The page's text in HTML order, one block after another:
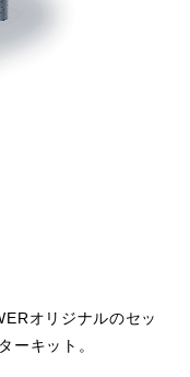
オリジナルのセッ
ーキット。